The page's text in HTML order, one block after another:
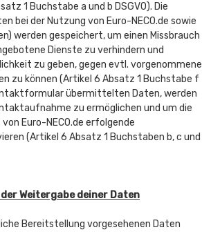
1 Buchstabe a und b DSGVO). Die
bei der Nutzung von Euro-NECO.de sowie
werden gespeichert, um einen Missbrauch
Dienste zu verhindern und
zu geben, gegen evtl. vorgenommene
zu können (Artikel 6 Absatz 1 Buchstabe f
übermittelten Daten, werden
zu ermöglichen und um die
Euro-NECO.de erfolgende
(Artikel 6 Absatz 1 Buchstaben b, c und
Weitergabe deiner Daten
Bereitstellung vorgesehenen Daten